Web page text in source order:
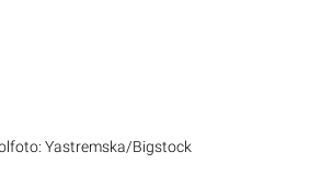
Yastremska/Bigstock